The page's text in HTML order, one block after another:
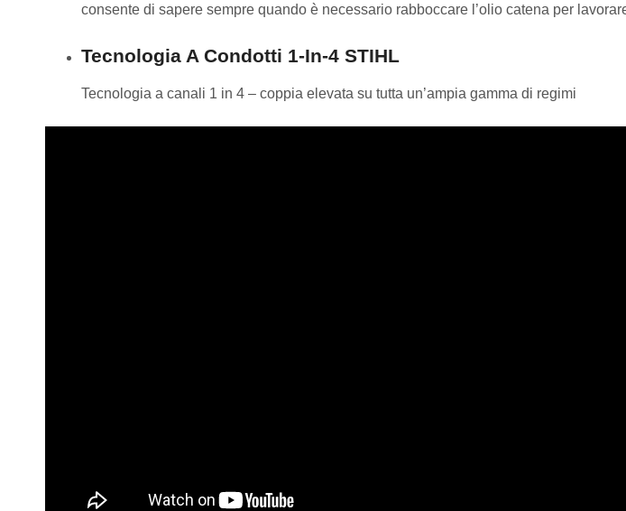
consente di sapere sempre quando è necessario rabboccare l’olio catena per
Tecnologia A Condotti 1-In-4 STIHL
Tecnologia a canali 1 in 4 – coppia elevata su tutta un’ampia gamma di regimi